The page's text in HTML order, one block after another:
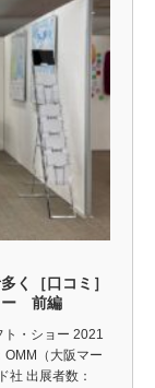
く［口コミ］
ー 前編
ト・ショー 2021
（大阪マー
社 出展者数：